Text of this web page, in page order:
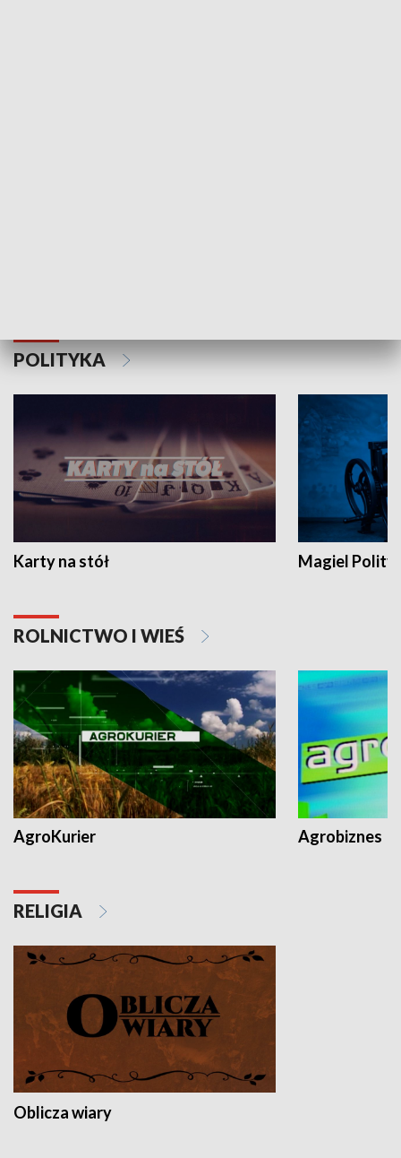
POLITYKA
Karty na stół Magiel
ROLNICTWO I WIEŚ
AgroKurier Agrobiznes
RELIGIA
Oblicza wiary